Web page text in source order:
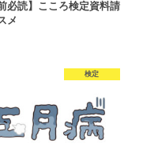
必読】こころ検定資料請
メ
検定